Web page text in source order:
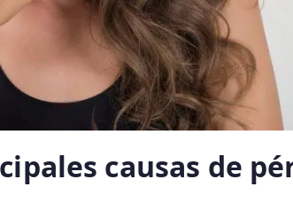
causas de